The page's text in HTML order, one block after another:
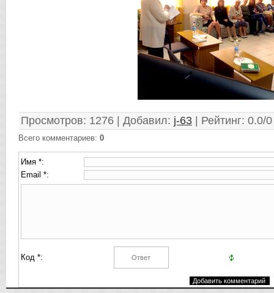
Просмотров: 1276 Добавил: j-63 Рейтинг: 0.0/0
Всего комментариев: 0
Имя *:
Email *:
Код *: